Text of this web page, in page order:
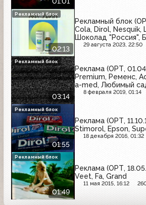
02:13
Рекламный блок
Cola, Dirol, Nesquik,
Шоколад "Россия",
Банк, Афлубин
29 августа 2023, 22:50
Рекламный блок
03:14
Реклама (ОРТ,
Premium, Ременс,
a-med, Любимый
8 февраля 2019, 01:14
Рекламный блок
01:55
Реклама (ОРТ,
Stimorol, Epson,
18 декабря 2016, 01:32
Рекламный блок
01:49
Реклама (ОРТ,
Veet, Fa, Grand
11 мая 2015, 16:12
Рекламный блок